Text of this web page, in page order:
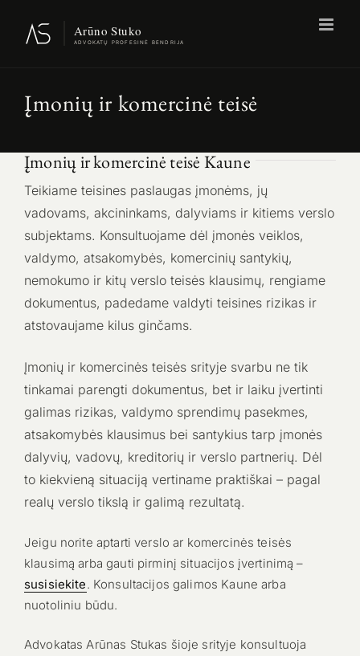
Įmonių ir komercinė teisė
Įmonių ir komercinė teisė Kaune
Teikiame teisines paslaugas įmonėms, jų
vadovams, akcininkams, dalyviams ir kitiems verslo
subjektams. Konsultuojame dėl įmonės veiklos,
valdymo, atsakomybės, komercinių santykių,
nemokumo ir kitų verslo teisės klausimų, rengiame
dokumentus, padedame valdyti teisines rizikas ir
atstovaujame kilus ginčams.
Įmonių ir komercinės teisės srityje svarbu ne tik
tinkamai parengti dokumentus, bet ir laiku įvertinti
galimas rizikas, valdymo sprendimų pasekmes,
atsakomybės klausimus bei santykius tarp įmonės
dalyvių, vadovų, kreditorių ir verslo partnerių. Dėl
to kiekvieną situaciją vertiname praktiškai – pagal
realų verslo tikslą ir galimą rezultatą.
Jeigu norite aptarti verslo ar komercinės teisės
klausimą arba gauti pirminį situacijos įvertinimą –
susisiekite. Konsultacijos galimos Kaune arba
nuotoliniu būdu.
Advokatas Arūnas Stukas šioje srityje konsultuoja